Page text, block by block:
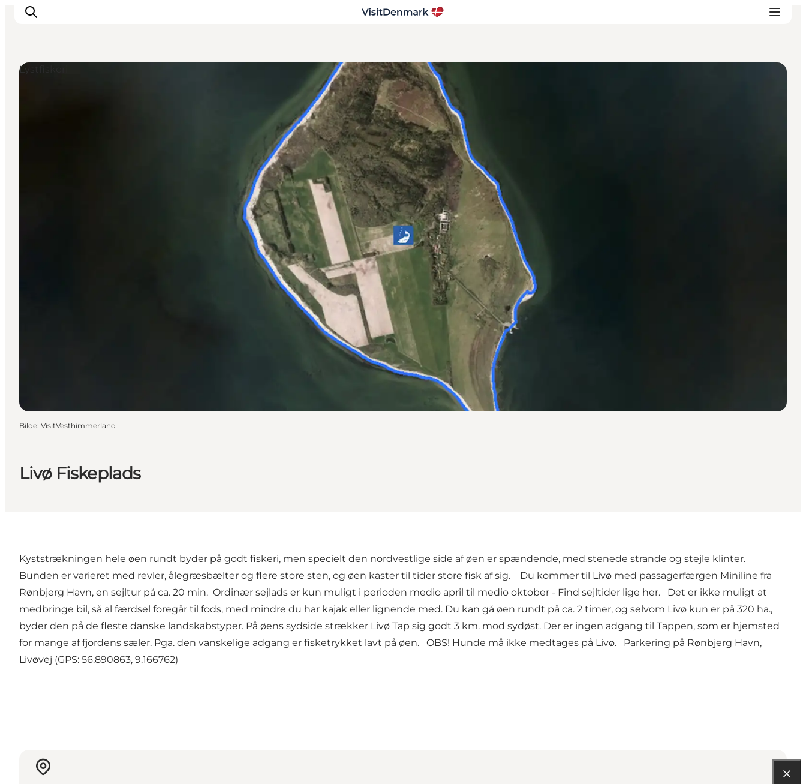
Livø Fiskeplads
Lystfiskeri
Bilde: VisitVesthimmerland
Kyststrækningen hele øen rundt byder på godt fiskeri, men specielt den nordvestlige side af øen er spændende, med stenede strande og stejle klinter.
Bunden er varieret med revler, ålegræsbælter og flere store sten, og øen kaster til tider store fisk af sig. Du kommer til Livø med passagerfærgen Miniline fra
Rønbjerg Havn, en sejltur på ca. 20 min. Ordinær sejlads er kun muligt i perioden medio april til medio oktober - Find sejltider lige her. Det er ikke muligt at
medbringe bil, så al færdsel foregår til fods, med mindre du har kajak eller lignende med. Du kan gå øen rundt på ca. 2 timer, og selvom Livø kun er på 320 ha.,
byder den på de fleste danske landskabstyper. På øens sydside strækker Livø Tap sig godt 3 km. mod sydøst. Der er ingen adgang til Tappen, som er hjemsted
for mange af fjordens sæler. Pga. den vanskelige adgang er fisketrykket lavt på øen. OBS! Hunde må ikke medtages på Livø. Parkering på Rønbjerg Havn,
Livøvej (GPS: 56.890863, 9.166762)